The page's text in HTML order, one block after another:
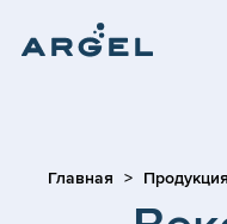
Главная Продукция